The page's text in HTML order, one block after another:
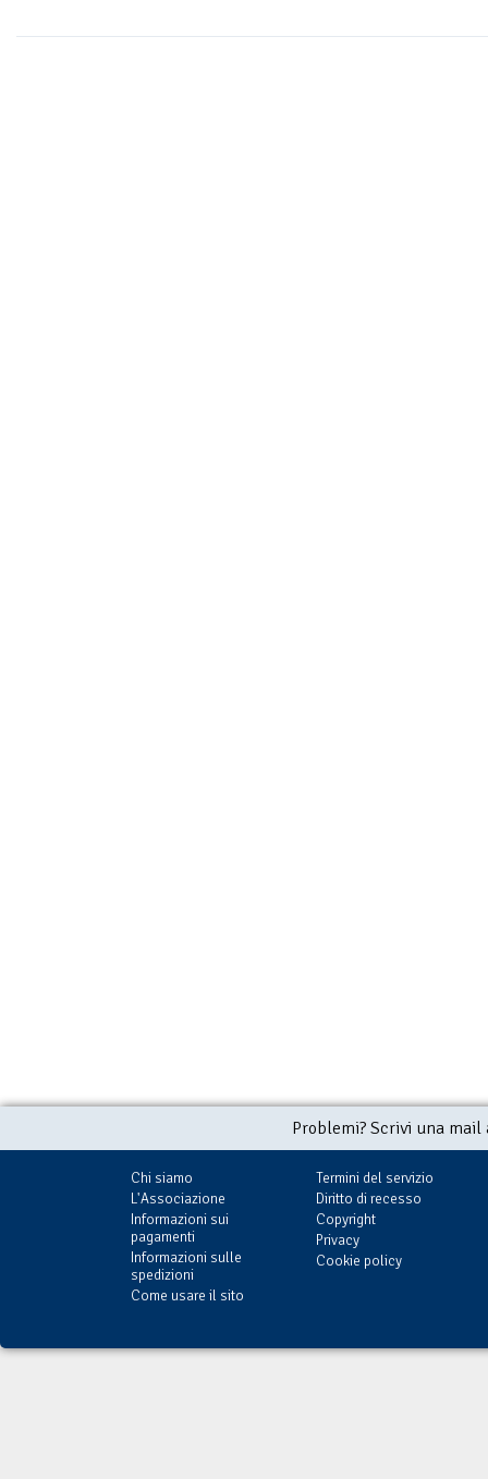
Problemi? Scrivi una
Chi siamo
L'Associazione
Informazioni sui
pagamenti
Informazioni sulle
spedizioni
Come usare il sito
Termini del servizio
Diritto di recesso
Copyright
Privacy
Cookie policy